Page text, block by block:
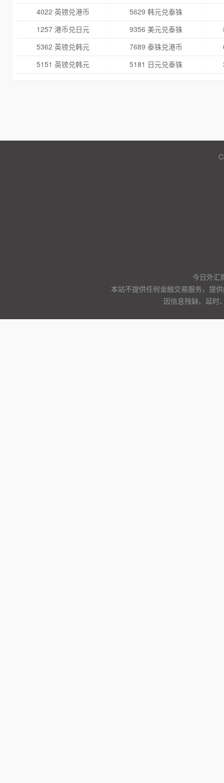
4022 英镑兑港币
5629 韩元兑泰铢
1257 港币兑日元
9356 美元兑泰铢
5362 英镑兑韩元
7689 泰铢兑港币
5151 英镑兑韩元
5181 日元兑泰铢
今日外汇
本站不提供任何金融交易服务，提
因信息残缺、延时